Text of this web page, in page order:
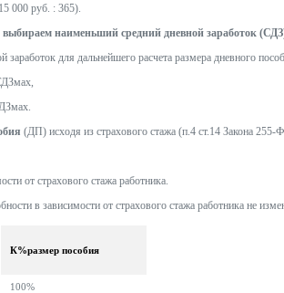
000 руб. : 365).
наименьший средний дневной заработок
для дальнейшего расчета размера дневного
(ДП) исходя из страхового стажа (п.4 ст.14 Закона 255-
от страхового стажа работника.
в зависимости от страхового стажа работника не
К%размер пособия
100%